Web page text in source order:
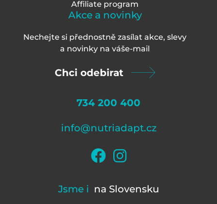
Affiliate program
Akce a novinky
Nechejte si přednostně zasílat akce, slevy
a novinky na váše-mail
Chci odebirat
734 200 400
info@nutriadapt.cz
Jsme i na Slovensku